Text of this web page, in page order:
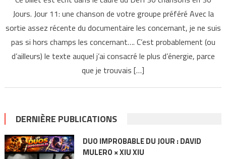
Jours. Jour 11: une chanson de votre groupe préféré Avec la
sortie assez récente du documentaire les concernant, je ne suis
pas si hors champs les concernant…. C’est probablement (ou
d’ailleurs) le texte auquel j’ai consacré le plus d’énergie, parce
que je trouvais […]
DERNIÈRE PUBLICATIONS
DUO IMPROBABLE DU JOUR : DAVID
MULERO × XIU XIU